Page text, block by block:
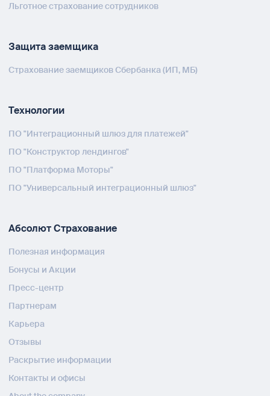
Льготное страхование сотрудников
Защита заемщика
Страхование заемщиков Сбербанка (ИП, МБ)
Технологии
ПО "Интеграционный шлюз для платежей"
ПО "Конструктор лендингов"
ПО "Платформа Моторы"
ПО "Универсальный интеграционный шлюз"
Абсолют Страхование
Полезная информация
Бонусы и Акции
Пресс-центр
Партнерам
Карьера
Отзывы
Раскрытие информации
Контакты и офисы